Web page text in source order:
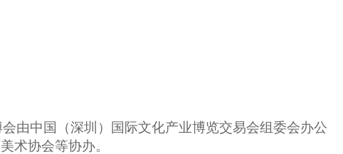
由中国（深圳）国际文化产业博览交易会组委会办公
术协会等协办。